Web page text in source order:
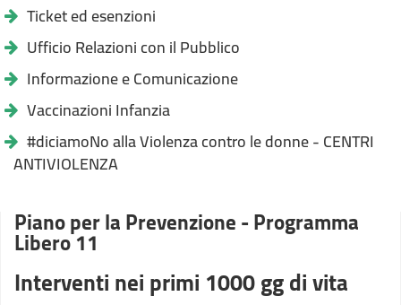
Ticket ed esenzioni
Ufficio Relazioni con il Pubblico
Informazione e Comunicazione
Vaccinazioni Infanzia
#diciamoNo alla Violenza contro le donne - CENTRI
ANTIVIOLENZA
Piano per la Prevenzione - Programma
Libero 11
Interventi nei primi 1000 gg di vita